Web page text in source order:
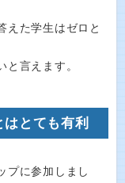
えた学生はゼロと
と言えます。
とても有利
プに参加しまし